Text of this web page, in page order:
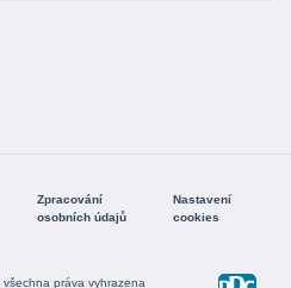
Zpracování
osobních údajů
Nastavení
cookies
všechna práva vyhrazena